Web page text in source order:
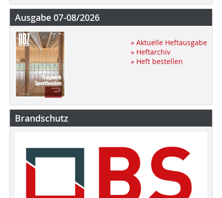
Ausgabe 07-08/2026
» Aktuelle Heftausgabe
» Heftarchiv
» Heft bestellen
Brandschutz